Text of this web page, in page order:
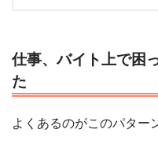
仕事、バイト上で困
た
よくあるのがこのパター